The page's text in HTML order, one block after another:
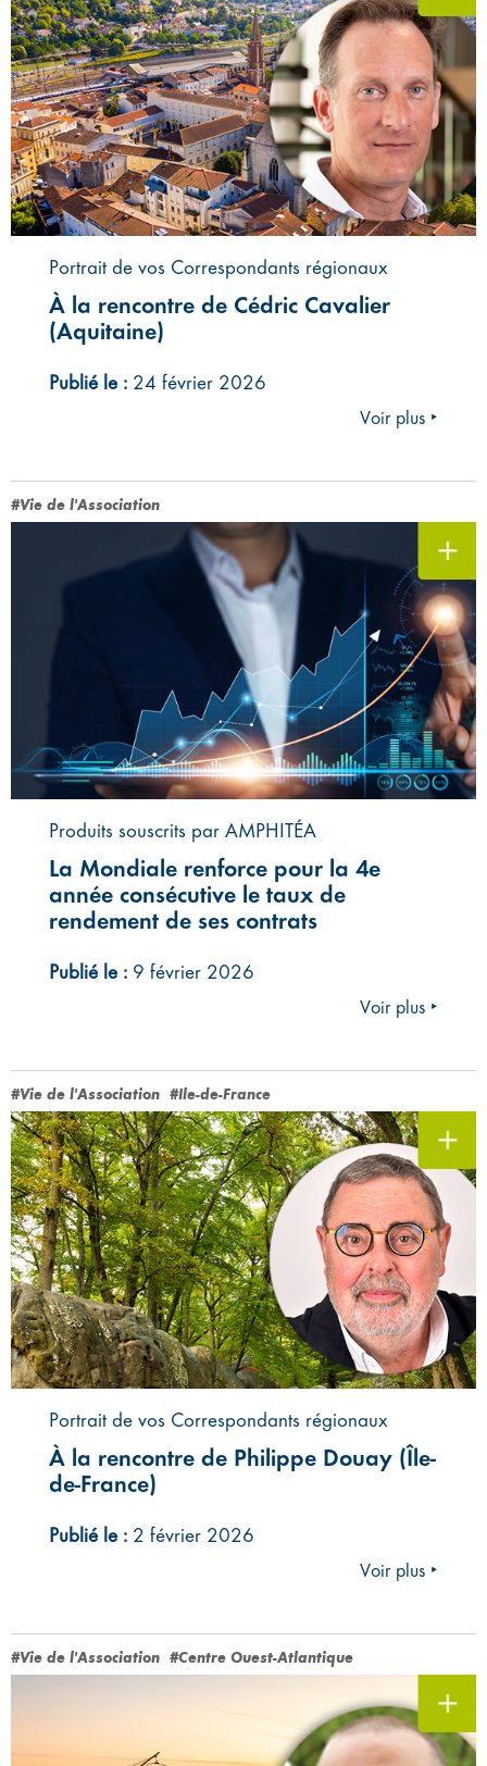
Portrait de vos Correspondants régionaux
À la rencontre de Cédric Cavalier
(Aquitaine)
Publié le : 24 février 2026
Voir plus ‣
#Vie de l'Association
Produits souscrits par AMPHITÉA
La Mondiale renforce pour la 4e
année consécutive le taux de
rendement de ses contrats
Publié le : 9 février 2026
Voir plus ‣
#Vie de l'Association #Ile-de-France
Portrait de vos Correspondants régionaux
À la rencontre de Philippe Douay (Île-
de-France)
Publié le : 2 février 2026
Voir plus ‣
#Vie de l'Association #Centre Ouest-Atlantique